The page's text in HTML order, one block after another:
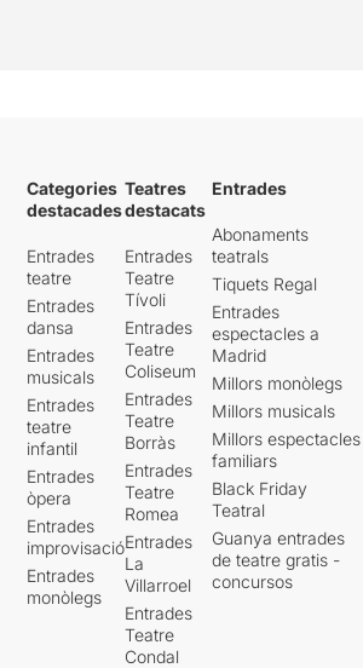
Categories
destacades
Entrades
teatre
Entrades
dansa
Entrades
musicals
Entrades
teatre
infantil
Entrades
òpera
Entrades
improvisació
Entrades
monòlegs
Teatres
destacats
Entrades
Teatre
Tívoli
Entrades
Teatre
Coliseum
Entrades
Teatre
Borràs
Entrades
Teatre
Romea
Entrades
La
Villarroel
Entrades
Teatre
Condal
Entrades
Abonaments
teatrals
Tiquets Regal
Entrades
espectacles a
Madrid
Millors monòlegs
Millors musicals
Millors espectacles
familiars
Black Friday
Teatral
Guanya entrades
de teatre gratis -
concursos